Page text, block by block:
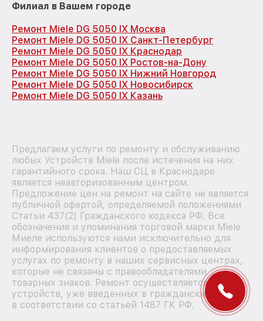
Филиал в Вашем городе
Ремонт Miele DG 5050 IX Москва
Ремонт Miele DG 5050 IX Санкт-Петербург
Ремонт Miele DG 5050 IX Краснодар
Ремонт Miele DG 5050 IX Ростов-на-Дону
Ремонт Miele DG 5050 IX Нижний Новгород
Ремонт Miele DG 5050 IX Новосибирск
Ремонт Miele DG 5050 IX Казань
Предлагаем услуги по ремонту и обслуживанию
любых Устройств Miele после истечения на них
гарантийного срока. Наш СЦ в Краснодаре
является неавторизованным центром.
Предложение цен на ремонт на сайте не является
публичной офертой, определяемой положениями
Статьи 437(2) Гражданского кодекса РФ. Все
обозначения и упоминания торговой марки Miele
Миеле используются нами исключительно для
информирования клиентов о предоставляемых
услугах по ремонту в наших сервисных центрах,
которые не связаны с правообладателями
товарных знаков. Ремонт осуществляется для
устройств, уже введенных в гражданский оборот
в соответствии со статьей 1487 ГК РФ.